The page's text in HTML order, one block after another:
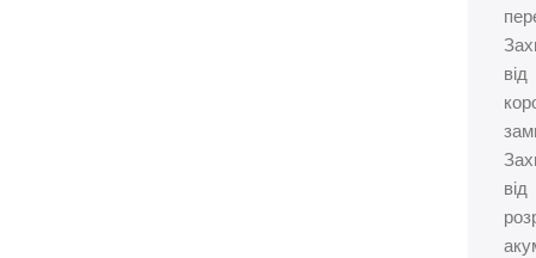
від
від